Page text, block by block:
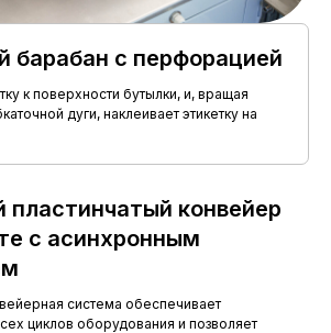
оси
изделия
не более 0,2 мм
края
на расстоянии не
менее 40 мм
от+10 до +35°С
барабан с перфорацией
к поверхности бутылки, и, вращая
дуги, наклеивает этикетку на
пластинчатый конвейер
с асинхронным
система обеспечивает
циклов оборудования и позволяет